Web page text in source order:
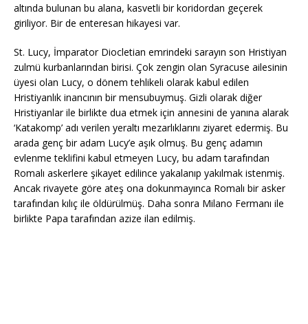
altında bulunan bu alana, kasvetli bir koridordan geçerek
giriliyor. Bir de enteresan hikayesi var.
St. Lucy, İmparator Diocletian emrindeki sarayın son Hristiyan
zulmü kurbanlarından birisi. Çok zengin olan Syracuse ailesinin
üyesi olan Lucy, o dönem tehlikeli olarak kabul edilen
Hristiyanlık inancının bir mensubuymuş. Gizli olarak diğer
Hristiyanlar ile birlikte dua etmek için annesini de yanına alarak
‘Katakomp’ adı verilen yeraltı mezarlıklarını ziyaret edermiş. Bu
arada genç bir adam Lucy’e aşık olmuş. Bu genç adamın
evlenme teklifini kabul etmeyen Lucy, bu adam tarafından
Romalı askerlere şikayet edilince yakalanıp yakılmak istenmiş.
Ancak rivayete göre ateş ona dokunmayınca Romalı bir asker
tarafından kılıç ile öldürülmüş. Daha sonra Milano Fermanı ile
birlikte Papa tarafından azize ilan edilmiş.